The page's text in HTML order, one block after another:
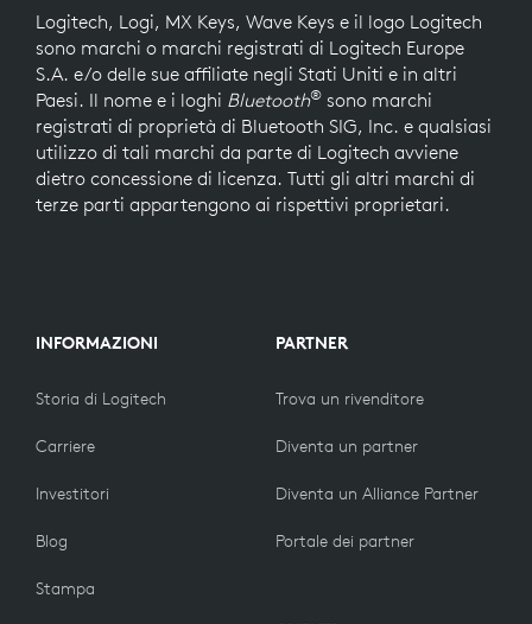
Logitech, Logi, MX Keys, Wave Keys e il logo Logitech
sono marchi o marchi registrati di Logitech Europe
S.A. e/o delle sue affiliate negli Stati Uniti e in altri
Paesi. Il nome e i loghi Bluetooth® sono marchi
registrati di proprietà di Bluetooth SIG, Inc. e qualsiasi
utilizzo di tali marchi da parte di Logitech avviene
dietro concessione di licenza. Tutti gli altri marchi di
terze parti appartengono ai rispettivi proprietari.
INFORMAZIONI
Storia di Logitech
Carriere
Investitori
Blog
Stampa
PARTNER
Trova un rivenditore
Diventa un partner
Diventa un Alliance Partner
Portale dei partner